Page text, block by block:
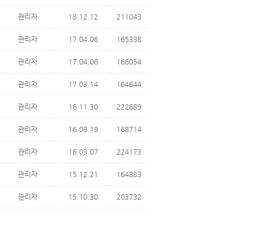
관리자 18.12.12 211043
관리자 17.04.06 165338
관리자 17.04.06 166054
관리자 17.03.14 164644
관리자 16.11.30 222689
관리자 16.08.19 168714
관리자 16.03.07 224173
관리자 15.12.21 164883
관리자 15.10.30 203732